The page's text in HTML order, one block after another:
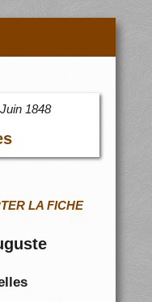
1848
LA FICHE